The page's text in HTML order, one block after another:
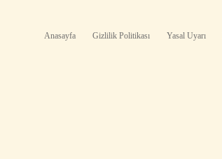
Anasayfa Gizlilik Politikası Yasal Uyarı